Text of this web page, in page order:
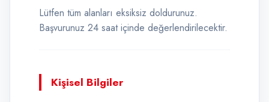
Lütfen tüm alanları eksiksiz doldurunuz.
Başvurunuz 24 saat içinde değerlendirilecektir.
Kişisel Bilgiler